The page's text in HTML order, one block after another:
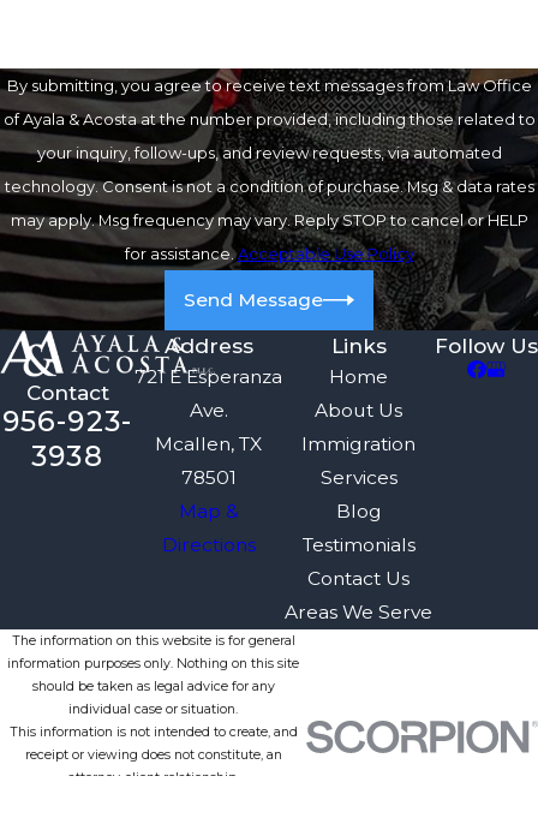
By submitting, you agree to receive text messages from Law Office
of Ayala & Acosta at the number provided, including those related to
your inquiry, follow-ups, and review requests, via automated
technology. Consent is not a condition of purchase. Msg & data rates
may apply. Msg frequency may vary. Reply STOP to cancel or HELP
for assistance.Acceptable Use Policy
Send Message
Contact
956-923-
3938
Address
721 E Esperanza
Ave.
Mcallen, TX
78501
Map &
Directions
Links
Home
About Us
Immigration
Services
Blog
Testimonials
Contact Us
Areas We Serve
Follow Us
The information on this website is for general
information purposes only. Nothing on this site
should be taken as legal advice for any
individual case or situation.
This information is not intended to create, and
receipt or viewing does not constitute, an
attorney-client relationship.